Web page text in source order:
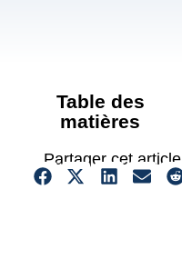
Table des
matières
Partager cet article